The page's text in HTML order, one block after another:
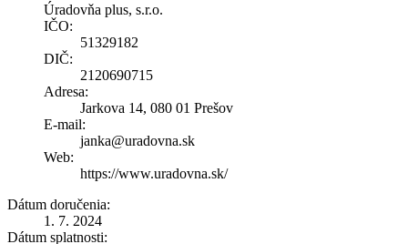
Úradovňa plus, s.r.o.
IČO:
51329182
DIČ:
2120690715
Adresa:
Jarkova 14, 080 01 Prešov
E-mail:
janka@uradovna.sk
Web:
https://www.uradovna.sk/
Dátum doručenia:
1. 7. 2024
Dátum splatnosti: